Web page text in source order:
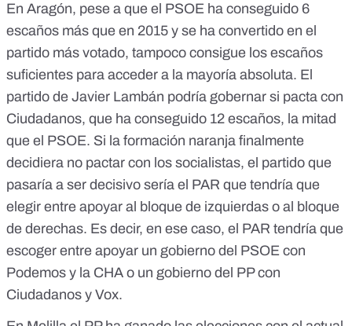
En Aragón, pese a que el PSOE ha conseguido 6
escaños más que en 2015 y se ha convertido en el
partido más votado, tampoco consigue los escaños
suficientes para acceder a la mayoría absoluta. El
partido de Javier Lambán podría gobernar si pacta con
Ciudadanos, que ha conseguido 12 escaños, la mitad
que el PSOE. Si la formación naranja finalmente
decidiera no pactar con los socialistas, el partido que
pasaría a ser decisivo sería el PAR que tendría que
elegir entre apoyar al bloque de izquierdas o al bloque
de derechas. Es decir, en ese caso, el PAR tendría que
escoger entre apoyar un gobierno del PSOE con
Podemos y la CHA o un gobierno del PP con
Ciudadanos y Vox.